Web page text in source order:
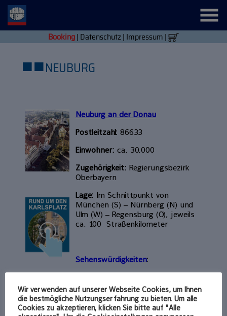
Booking| Datenschutz| Impressum |
■■NEUBURG
Neuburg an der Donau
Postleitzahl: 86633
Einwohner: ca. 30.000
Zugehörigkeit: Regierungsbezirk
Oberbayern
Lage: Im Schnittpunkt von
München (S) – Nürnberg (N) und
Ulm (W) – Regensburg (O), jeweils
ca. 100 Straßenkilometer
Sehenswürdigkeiten:
Karlsplatz (eines der
schönsten Renaissance-
Ensembles Bayerns),
Wir verwenden auf unserer Webseite Cookies, um Ihnen
die bestmögliche Nutzungserfahrung zu bieten. Um alle
Cookies zu akzeptieren, klicken Sie bitte auf "Alle